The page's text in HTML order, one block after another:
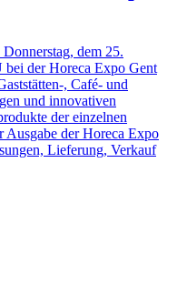
dem 25.
der Horeca Expo Gent
, Café- und
und innovativen
der einzelnen
Ausgabe der Horeca Expo
Lieferung, Verkauf